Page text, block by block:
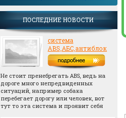
ПОСЛЕДНИЕ НОВОСТИ
система
ABS,АБС,антиблок
Не стоит пренебрегать АВS, ведь на
дороге много непредвиденных
ситуаций, например собака
перебегает дорогу или человек, вот
тут то эта система и проявит себя